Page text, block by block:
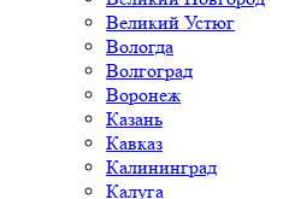
Великий Устюг
Вологда
Волгоград
Воронеж
Казань
Кавказ
Калининград
Калуга